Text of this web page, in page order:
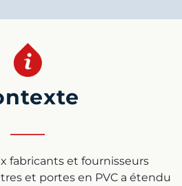
fabricants et fournisseurs
et portes en PVC a étendu